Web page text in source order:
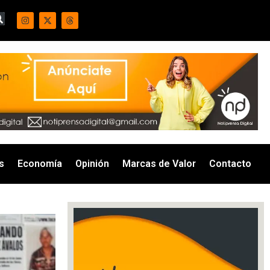
Economía Opinión Marcas de Valor Contacto